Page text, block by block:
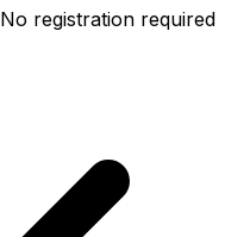
No registration required